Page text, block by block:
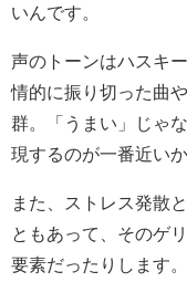
いんです。
声のトーンはハスキ
情的に振り切った曲
群。「うまい」じゃ
現するのが一番近いか
また、ストレス発散
ともあって、そのゲ
要素だったりします。